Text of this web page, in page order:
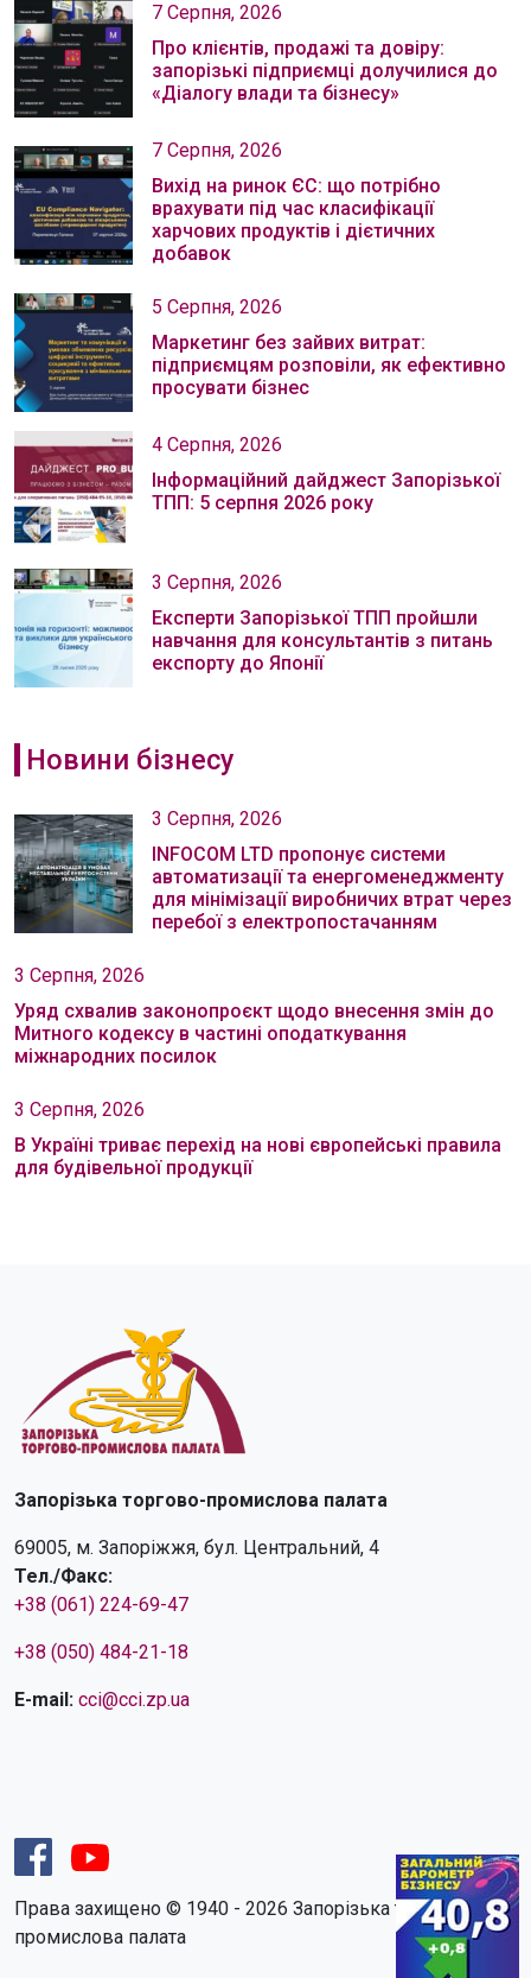
7 Серпня, 2026
Про клієнтів, продажі та довіру:
запорізькі підприємці долучилися до
«Діалогу влади та бізнесу»
7 Серпня, 2026
Вихід на ринок ЄС: що потрібно
врахувати під час класифікації
харчових продуктів і дієтичних
добавок
5 Серпня, 2026
Маркетинг без зайвих витрат:
підприємцям розповіли, як ефективно
просувати бізнес
4 Серпня, 2026
Інформаційний дайджест Запорізької
ТПП: 5 серпня 2026 року
3 Серпня, 2026
Експерти Запорізької ТПП пройшли
навчання для консультантів з питань
експорту до Японії
Новини бізнесу
3 Серпня, 2026
INFOCOM LTD пропонує системи
автоматизації та енергоменеджменту
для мінімізації виробничих втрат через
перебої з електропостачанням
3 Серпня, 2026
Уряд схвалив законопроєкт щодо внесення змін до
Митного кодексу в частині оподаткування
міжнародних посилок
3 Серпня, 2026
В Україні триває перехід на нові європейські правила
для будівельної продукції
Запорізька торгово-промислова палата
69005, м. Запоріжжя, бул. Центральний, 4
Тел./Факс:
+38 (061) 224-69-47
+38 (050) 484-21-18
E-mail: cci@cci.zp.ua
Права захищено © 1940 - 2026 Запорізька торгово-
промислова палата